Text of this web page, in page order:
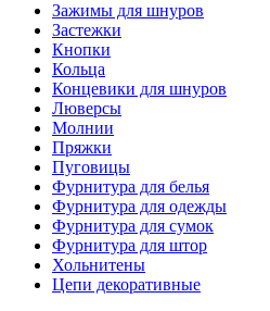
Зажимы для шнуров
Застежки
Кнопки
Кольца
Концевики для шнуров
Люверсы
Молнии
Пряжки
Пуговицы
Фурнитура для белья
Фурнитура для одежды
Фурнитура для сумок
Фурнитура для штор
Хольнитены
Цепи декоративные